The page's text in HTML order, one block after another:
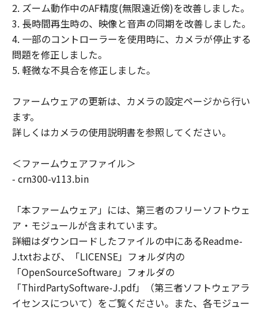
て、いかなる責任も負うものではありません。
また、本契約書に基づき「本ファームウェア」
に対してアップグレード、バグの修正あるいは
サポートがなされることはありません。
６．保証の否認・免責
の状態で使用許諾されます。キヤノン、キヤノ
売代理店または販売店、またはキヤノンのライ
センサーのいずれも、｢本ファームウェア｣に関
的への適合性の 保証を含め、いかなる保証も、
明示たると黙示たるとを問わず一切しないもの
(2) キヤノン、キヤノンの子会社、キヤノンの関
連会社、それらの販売代理店または販売店、ま
たはキヤノンのライセンサーのいずれも、「本
ファームウェア」の使用または使用不能から 生
ずるいかなる損害（逸失利益およびその他の派
生的または付随的な損害を含むがこれらに限定
されない全ての損害を言います。）について、
2. ズーム動作中のAF精度(無限遠近傍)を改善しました。
3. 長時間再生時の、映像と音声の同期を改善しました。
4. 一部のコントローラーを使用時に、カメラが停止する
問題を修正しました。
5. 軽微な不具合を修正しました。
ファームウェアの更新は、カメラの設定ページから行い
ます。
詳しくはカメラの使用説明書を参照してください。
＜ファームウェアファイル＞
- crn300-v113.bin
「本ファームウェア」には、第三者のフリーソフトウェ
ア・モジュールが含まれています。
詳細はダウンロードしたファイルの中にあるReadme-
J.txtおよび、「LICENSE」フォルダ内の
「OpenSourceSoftware」フォルダの
「ThirdPartySoftware-J.pdf」（第三者ソフトウェアラ
イセンスについて）をご覧ください。また、各モジュー